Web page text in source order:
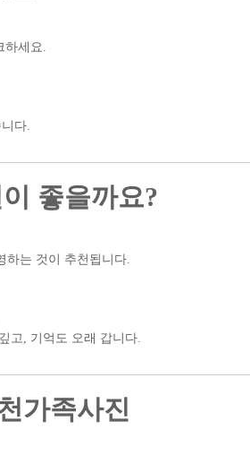
하세요.
다.
좋을까요?
하는 것이 추천됩니다.
고, 기억도 오래 갑니다.
가족사진